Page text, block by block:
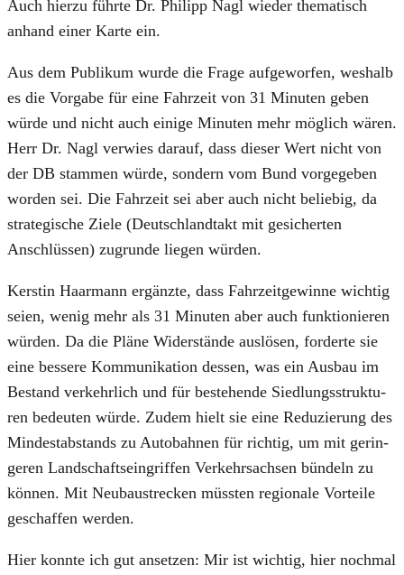
Auch hier­zu führ­te Dr. Phil­ipp Nagl wie­der the­ma­tisch
anhand einer Kar­te ein.
Aus dem Publi­kum wur­de die Fra­ge auf­ge­wor­fen, wes­halb
es die Vor­ga­be für eine Fahr­zeit von 31 Minu­ten geben
wür­de und nicht auch eini­ge Minu­ten mehr mög­lich wären.
Herr Dr. Nagl ver­wies dar­auf, dass die­ser Wert nicht von
der DB stam­men wür­de, son­dern vom Bund vor­ge­ge­ben
wor­den sei. Die Fahr­zeit sei aber auch nicht belie­big, da
stra­te­gi­sche Zie­le (Deutsch­land­takt mit gesi­cher­ten
Anschlüs­sen) zugrun­de lie­gen wür­den.
Kers­tin Haar­mann ergänz­te, dass Fahr­zeit­ge­win­ne wich­tig
sei­en, wenig mehr als 31 Minu­ten aber auch funk­tio­nie­ren
wür­den. Da die Plä­ne Wider­stän­de aus­lö­sen, for­der­te sie
eine bes­se­re Kom­mu­ni­ka­ti­on des­sen, was ein Aus­bau im
Bestand ver­kehr­lich und für bestehen­de Sied­lungs­struk­tu­
ren bedeu­ten wür­de. Zudem hielt sie eine Redu­zie­rung des
Min­dest­ab­stands zu Auto­bah­nen für rich­tig, um mit gerin­
ge­ren Land­schafts­ein­grif­fen Ver­kehrs­ach­sen bün­deln zu
kön­nen. Mit Neu­bau­stre­cken müss­ten regio­na­le Vor­tei­le
geschaf­fen wer­den.
Hier konn­te ich gut anset­zen: Mir ist wich­tig, hier noch­mal